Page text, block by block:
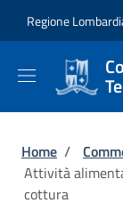
Regione
Briciole
Home /
Attività
cottura